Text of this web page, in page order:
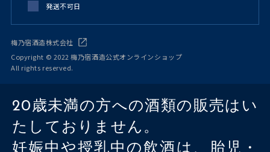
発送不可日
梅乃宿酒造株式会社
Copyright © 2022 梅乃宿酒造公式オンラインショップ
All rights reserved.
20歳未満の方への酒類の販売はい
たしておりません。
妊娠中や授乳中の飲酒は、胎児・